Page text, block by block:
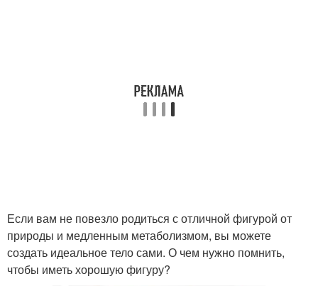
Если вам не повезло родиться с отличной фигурой от
природы и медленным метаболизмом, вы можете
создать идеальное тело сами. О чем нужно помнить,
чтобы иметь хорошую фигуру?